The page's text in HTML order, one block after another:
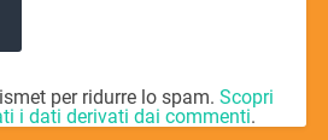
per ridurre lo spam. Scopri
i dati derivati dai commenti.